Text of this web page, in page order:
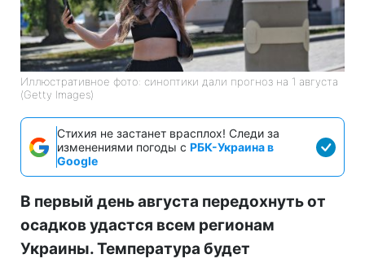
Иллюстративное фото: синоптики дали прогноз на 1 августа
(Getty Images)
Стихия не застанет врасплох! Следи за
изменениями погоды с РБК-Украина в
Google
В первый день августа передохнуть от
осадков удастся всем регионам
Украины. Температура будет